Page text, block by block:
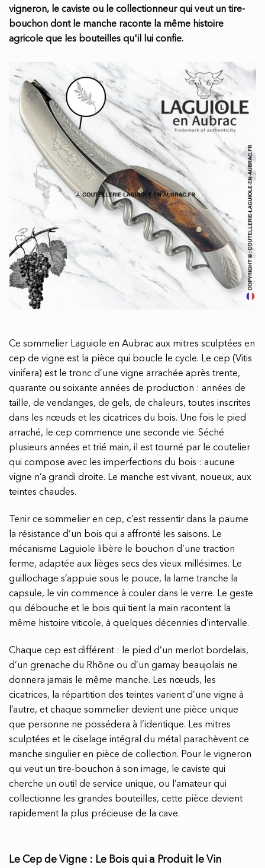
vigneron, le caviste ou le collectionneur qui veut un tire-
bouchon dont le manche raconte la même histoire
agricole que les bouteilles qu'il lui confie.
Ce sommelier Laguiole en Aubrac aux mitres sculptées en
cep de vigne est la pièce qui boucle le cycle. Le cep (Vitis
vinifera) est le tronc d’une vigne arrachée après trente,
quarante ou soixante années de production : années de
taille, de vendanges, de gels, de chaleurs, toutes inscrites
dans les nœuds et les cicatrices du bois. Une fois le pied
arraché, le cep commence une seconde vie. Séché
plusieurs années et trié main, il est tourné par le coutelier
qui compose avec les imperfections du bois : aucune
vigne n’a grandi droite. Le manche est vivant, noueux, aux
teintes chaudes.
Tenir ce sommelier en cep, c’est ressentir dans la paume
la résistance d’un bois qui a affronté les saisons. Le
mécanisme Laguiole libère le bouchon d’une traction
ferme, adaptée aux lièges secs des vieux millésimes. Le
guillochage s’appuie sous le pouce, la lame tranche la
capsule, le vin commence à couler dans le verre. Le geste
qui débouche et le bois qui tient la main racontent la
même histoire viticole, à quelques décennies d’intervalle.
Chaque cep est différent : le pied d’un merlot bordelais,
d’un grenache du Rhône ou d’un gamay beaujolais ne
donnera jamais le même manche. Les nœuds, les
cicatrices, la répartition des teintes varient d’une vigne à
l’autre, et chaque sommelier devient une pièce unique
que personne ne possédera à l’identique. Les mitres
sculptées et le ciselage intégral du métal parachèvent ce
manche singulier en pièce de collection. Pour le vigneron
qui veut un tire-bouchon à son image, le caviste qui
cherche un outil de service unique, ou l’amateur qui
collectionne les grandes bouteilles, cette pièce devient
rapidement la plus précieuse de la cave.
Le Cep de Vigne : Le Bois qui a Produit le Vin